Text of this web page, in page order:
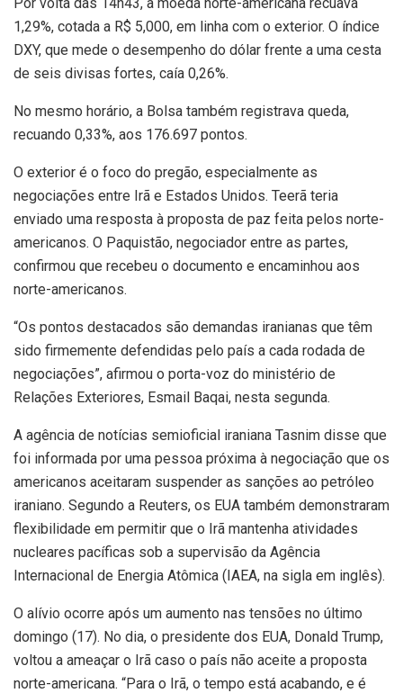
1,29%, cotada a R$ 5,000, em linha com o exterior. O índice
DXY, que mede o desempenho do dólar frente a uma cesta
de seis divisas fortes, caía 0,26%.
No mesmo horário, a Bolsa também registrava queda,
recuando 0,33%, aos 176.697 pontos.
O exterior é o foco do pregão, especialmente as
negociações entre Irã e Estados Unidos. Teerã teria
enviado uma resposta à proposta de paz feita pelos norte-
americanos. O Paquistão, negociador entre as partes,
confirmou que recebeu o documento e encaminhou aos
norte-americanos.
“Os pontos destacados são demandas iranianas que têm
sido firmemente defendidas pelo país a cada rodada de
negociações”, afirmou o porta-voz do ministério de
Relações Exteriores, Esmail Baqai, nesta segunda.
A agência de notícias semioficial iraniana Tasnim disse que
foi informada por uma pessoa próxima à negociação que os
americanos aceitaram suspender as sanções ao petróleo
iraniano. Segundo a Reuters, os EUA também demonstraram
flexibilidade em permitir que o Irã mantenha atividades
nucleares pacíficas sob a supervisão da Agência
Internacional de Energia Atômica (IAEA, na sigla em inglês).
O alívio ocorre após um aumento nas tensões no último
domingo (17). No dia, o presidente dos EUA, Donald Trump,
voltou a ameaçar o Irã caso o país não aceite a proposta
norte-americana. “Para o Irã, o tempo está acabando, e é